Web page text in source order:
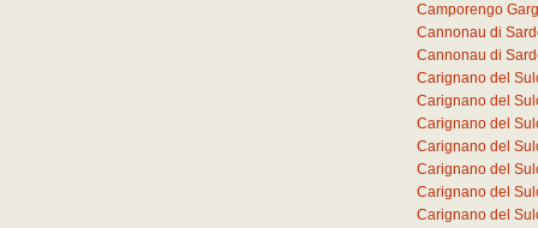
Camporengo
Cannonau di
Cannonau di
Carignano del
Carignano del
Carignano del
Carignano del
Carignano del
Carignano del
Carignano del